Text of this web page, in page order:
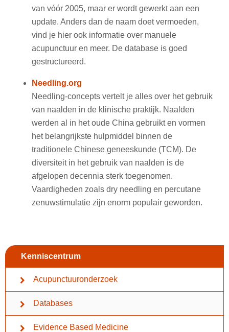
Kenniscentrum
Acupunctuuronderzoek
Databases
Evidence Based Medicine
van vóór 2005, maar er wordt gewerkt aan een
update. Anders dan de naam doet vermoeden,
vind je hier ook informatie over manuele
acupunctuur en meer. De database is goed
gestructureerd.
Needling.org
Needling-concepts vertelt je alles over het gebruik
van naalden in de klinische praktijk. Naalden
werden al in het oude China gebruikt en vormen
het belangrijkste hulpmiddel binnen de
traditionele Chinese geneeskunde (TCM). De
diversiteit in het gebruik van naalden is de
afgelopen decennia sterk toegenomen.
Vaardigheden zoals dry needling en percutane
zenuwstimulatie zijn enorm populair geworden.